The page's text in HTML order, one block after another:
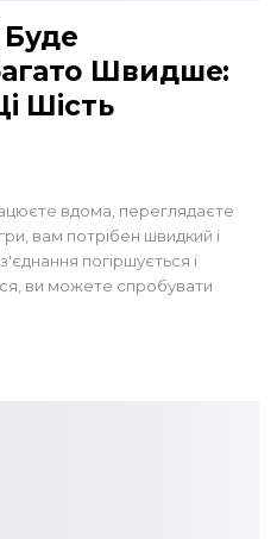
Швидше:
Шість
вдома, переглядаєте
вам потрібен швидкий і
погіршується і
ви можете спробувати